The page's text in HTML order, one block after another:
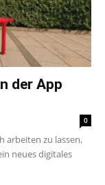
der App
0
arbeiten zu lassen,
neues digitales